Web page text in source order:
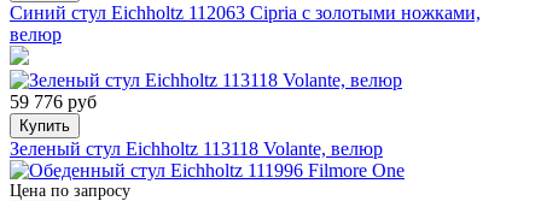
Синий стул Eichholtz 112063 Cipria с золотыми ножками,
велюр
59 776 руб
Купить
Зеленый стул Eichholtz 113118 Volante, велюр
Цена по запросу